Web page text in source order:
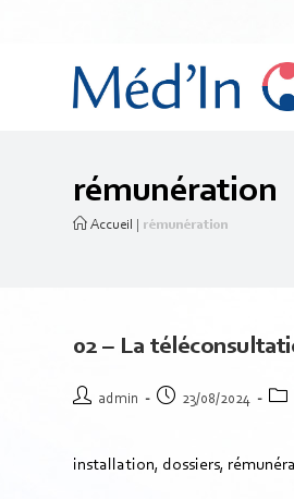
rémunération
Accueil rémunération
02 – La
admin 23/08/2024
installation, dossiers,